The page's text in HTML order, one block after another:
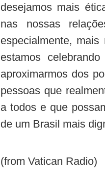
desejamos mais
nas nossas
especialmente,
estamos
aproximarmos dos
pessoas que
a todos e que
de um Brasil mais
(from Vatican Radio)